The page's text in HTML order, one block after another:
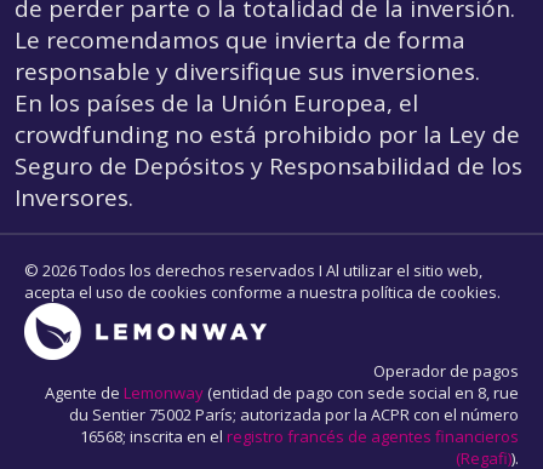
de perder parte o la totalidad de la inversión.
Le recomendamos que invierta de forma
responsable y diversifique sus inversiones.
En los países de la Unión Europea, el
crowdfunding no está prohibido por la Ley de
Seguro de Depósitos y Responsabilidad de los
Inversores.
© 2026 Todos los derechos reservados I Al utilizar el sitio web,
acepta el uso de cookies conforme a nuestra política de cookies.
Operador de pagos
Agente de Lemonway(entidad de pago con sede social en 8, rue
du Sentier 75002 París; autorizada por la ACPR con el número
16568; inscrita en el registro francés de agentes financieros
(Regafi)).